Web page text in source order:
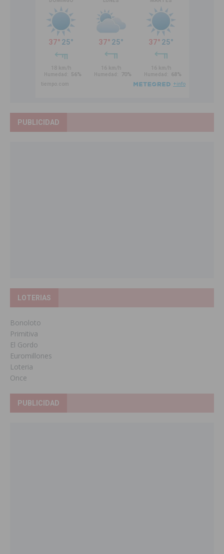
PUBLICIDAD
LOTERIAS
Bonoloto
Primitiva
El Gordo
Euromillones
Loteria
Once
PUBLICIDAD